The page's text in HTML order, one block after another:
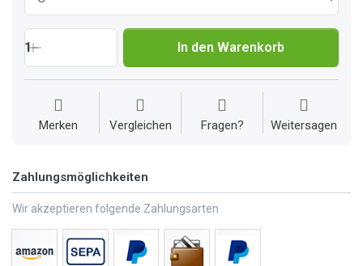
1 In den Warenkorb
Merken Vergleichen Fragen? Weitersagen
Zahlungsmöglichkeiten
Wir akzeptieren folgende Zahlungsarten